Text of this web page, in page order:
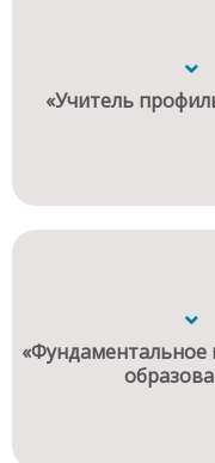
«Учитель
«Фундаментальное